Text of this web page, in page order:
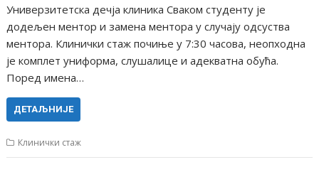
Универзитетска дечја клиника Сваком студенту је
додељен ментор и замена ментора у случају одсуства
ментора. Клинички стаж почиње у 7:30 часова, неопходна
је комплет униформа, слушалице и адекватна обућа.
Поред имена…
ДЕТАЉНИЈЕ
Клинички стаж